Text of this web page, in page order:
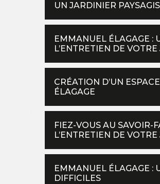
UN JARDINIER
EMMANUEL ÉLAGAGE :
L’ENTRETIEN DE
CRÉATION D’UN
ÉLAGAGE
FIEZ-VOUS AU SAVOIR-
L’ENTRETIEN DE VOTRE
EMMANUEL ÉLAGAGE :
DIFFICILES